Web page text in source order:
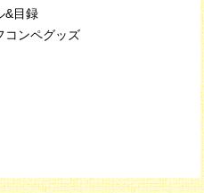
&目録
コンペグッズ